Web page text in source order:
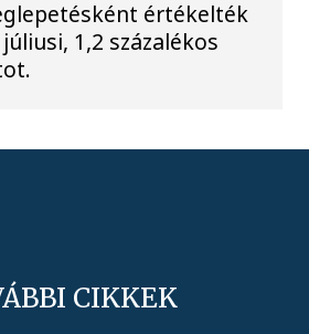
értékelték
1,2 százalékos
CIKKEK